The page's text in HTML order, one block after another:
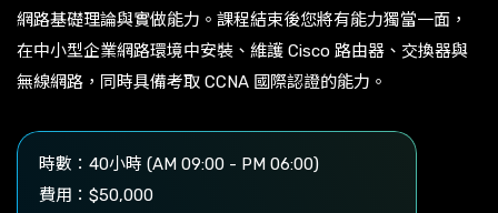
網路基礎理論與實做能力。課程結束後您將有能力獨當一面，
在中小型企業網路環境中安裝、維護 Cisco 路由器、交換器與
無線網路，同時具備考取 CCNA 國際認證的能力。
時數：40小時 (AM 09:00 - PM 06:00)
費用：$50,000